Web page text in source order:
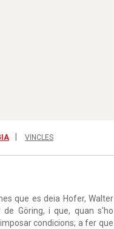
VINCLES
que es deia Hofer, Walter
Göring, i que, quan s'ho
condicions; a fer que